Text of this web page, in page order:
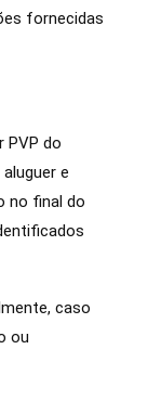
fornecidas
PVP do
e
no final do
caso
ou